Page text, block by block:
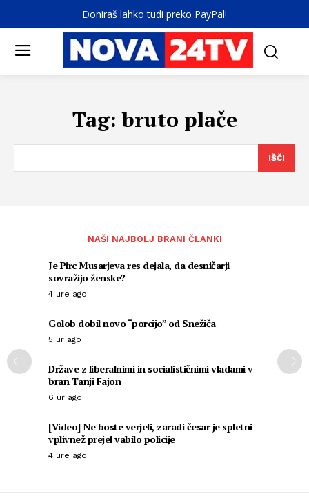
Doniraš lahko tudi preko PayPal!
Tag:bruto plače
IŠČI
NAŠI NAJBOLJ BRANI ČLANKI
Je Pirc Musarjeva res dejala, da desničarji
sovražijo ženske?
4 ure ago
Golob dobil novo “porcijo” od Snežiča
5 ur ago
Države z liberalnimi in socialističnimi vladami v
bran Tanji Fajon
6 ur ago
[Video] Ne boste verjeli, zaradi česar je spletni
vplivnež prejel vabilo policije
4 ure ago